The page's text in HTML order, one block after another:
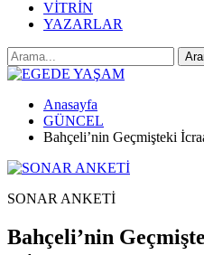
VİTRİN
YAZARLAR
Anasayfa
GÜNCEL
Bahçeli’nin Geçmişteki
SONAR ANKETİ
Bahçeli’nin